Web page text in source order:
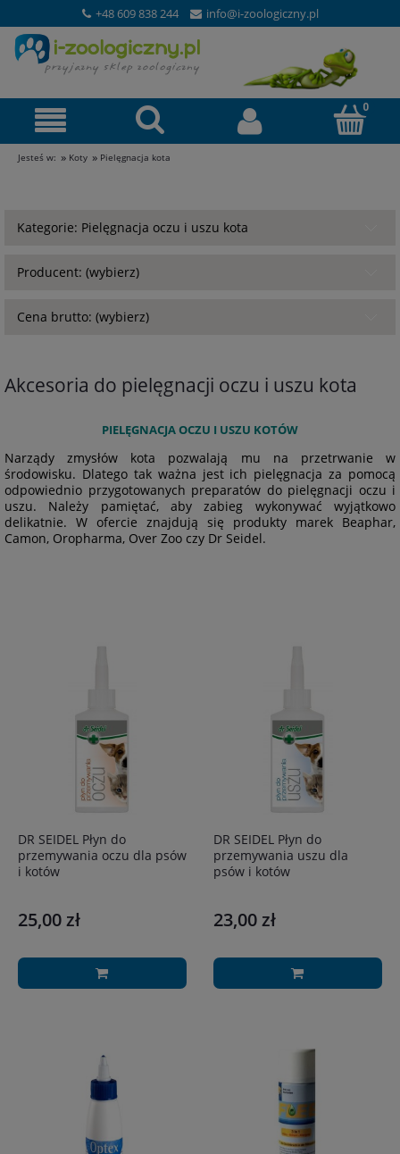
+48 609 838 244 info@i-zoologiczny.pl
Jesteś w: » Koty » Pielęgnacja kota
Kategorie: Pielęgnacja oczu i uszu kota
Producent: (wybierz)
Cena brutto: (wybierz)
Akcesoria do pielęgnacji oczu i uszu kota
PIELĘGNACJA OCZU I USZU KOTÓW
Narządy zmysłów kota pozwalają mu na przetrwanie w
środowisku. Dlatego tak ważna jest ich pielęgnacja za pomocą
odpowiednio przygotowanych preparatów do pielęgnacji oczu i
uszu. Należy pamiętać, aby zabieg wykonywać wyjątkowo
delikatnie. W ofercie znajdują się produkty marek Beaphar,
Camon, Oropharma, Over Zoo czy Dr Seidel.
DR SEIDEL Płyn do
przemywania oczu dla psów
i kotów
25,00 zł
DR SEIDEL Płyn do
przemywania uszu dla
psów i kotów
23,00 zł